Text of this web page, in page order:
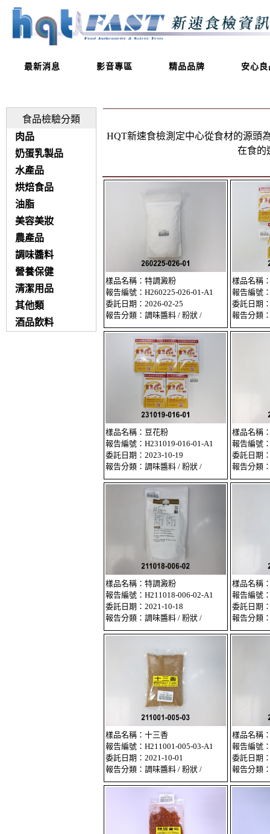
最新消息 影音專區 精品品牌 安心良
食品檢驗分類
肉品
奶蛋乳製品
水產品
烘焙食品
油脂
美容美妝
農產品
調味醬料
營養保健
清潔用品
其他類
酒品飲料
HQT新速食檢測定中心從食材的源頭
在食的
樣品名稱：特調澱粉
報告編號：H260225-026-01-A1
委託日期：2026-02-25
報告分類：調味醬料 / 粉狀 /
樣品名稱
報告編號
委託日期
報告分類
樣品名稱：豆花粉
報告編號：H231019-016-01-A1
委託日期：2023-10-19
報告分類：調味醬料 / 粉狀 /
樣品名稱
報告編號
委託日期
報告分類
樣品名稱：特調澱粉
報告編號：H211018-006-02-A1
委託日期：2021-10-18
報告分類：調味醬料 / 粉狀 /
樣品名稱
報告編號
委託日期
報告分類
樣品名稱：十三香
報告編號：H211001-005-03-A1
委託日期：2021-10-01
報告分類：調味醬料 / 粉狀 /
樣品名稱
報告編號
委託日期
報告分類